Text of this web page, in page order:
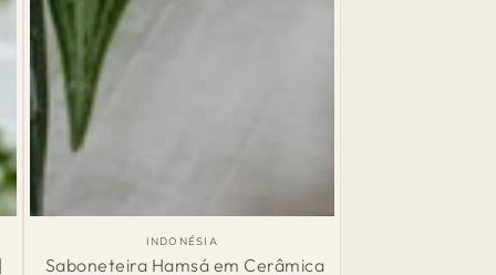
Hamsá
País
de
INDONÉSIA
Saboneteira Hamsá em Cerâmica